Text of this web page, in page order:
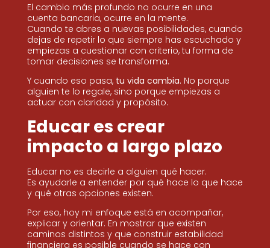
El cambio más profundo no ocurre en una
cuenta bancaria, ocurre en la mente.
Cuando te abres a nuevas posibilidades, cuando
dejas de repetir lo que siempre has escuchado y
empiezas a cuestionar con criterio, tu forma de
tomar decisiones se transforma.
Y cuando eso pasa, tu vida cambia. No porque
alguien te lo regale, sino porque empiezas a
actuar con claridad y propósito.
Educar es crear
impacto a largo plazo
Educar no es decirle a alguien qué hacer.
Es ayudarle a entender por qué hace lo que hace
y qué otras opciones existen.
Por eso, hoy mi enfoque está en acompañar,
explicar y orientar. En mostrar que existen
caminos distintos y que construir estabilidad
financiera es posible cuando se hace con